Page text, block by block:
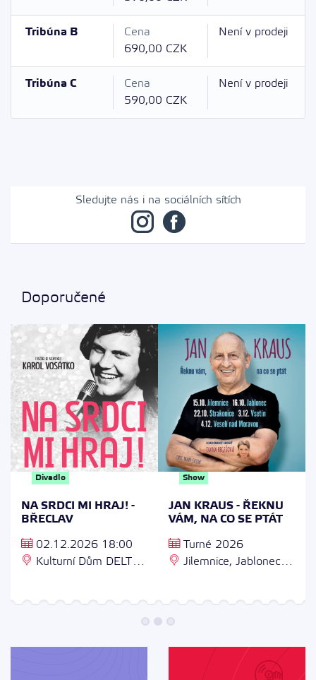
Tribúna B
Cena
690,00 CZK
Není v prodeji
Tribúna C
Cena
590,00 CZK
Není v prodeji
Sledujte nás i na sociálních sítích
Doporučené
Divadlo
NA SRDCI MI HRAJ! -
BŘECLAV
02.12.2026 18:00
Kulturní Dům DELTA,
Show
JAN KRAUS - ŘEKNU
VÁM, NA CO SE PTÁT
Turné 2026
Jilemnice, Jablonec,